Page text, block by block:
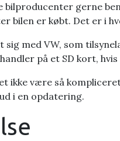
bilproducenter gerne
bilen er købt. Det er i
med VW, som
på et SD kort,
ikke være så
i en opdatering.